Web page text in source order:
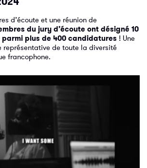
d’écoute et une réunion de
du jury d’écoute ont désigné 10
plus de 400 candidatures ! Une
représentative de toute la diversité
francophone.